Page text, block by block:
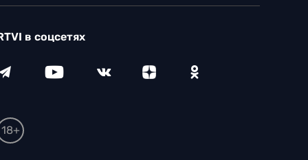
в соцсетях
18+